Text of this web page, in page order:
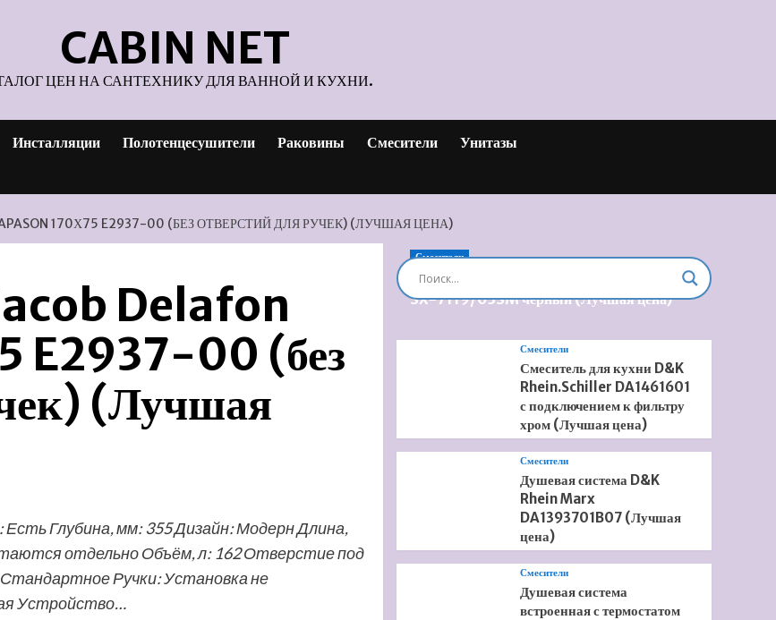
CABIN NET
ЦЕН НА САНТЕХНИКУ ДЛЯ ВАННОЙ И КУХНИ.
Инсталляции Полотенцесушители Раковины Смесители Унитазы
170Х75 E2937-00 (БЕЗ ОТВЕРСТИЙ ДЛЯ РУЧЕК) (ЛУЧШАЯ ЦЕНА)
Delafon
E2937-00 (без
(Лучшая
Глубина, мм: 355 Дизайн: Модерн Длина,
отдельно Объём, л: 162 Отверстие под
Ручки: Установка не
Устройство…
Смесители
Душевая система встроенная Timo Briana
SX-7119/03SM черный (Лучшая цена)
Смесители
Смеситель для кухни D&K
Rhein.Schiller DA1461601
с подключением к фильтру
хром (Лучшая цена)
Смесители
Душевая система D&K
Rhein Marx
DA1393701B07 (Лучшая
цена)
Смесители
Душевая система
встроенная с термостатом